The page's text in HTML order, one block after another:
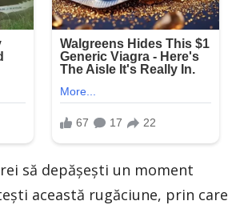
să depășești un moment
această rugăciune, prin care